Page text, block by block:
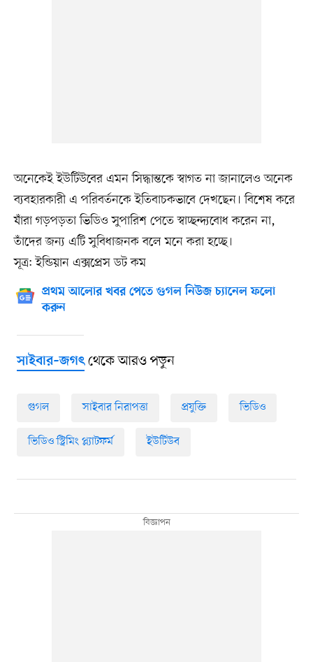
অনেকেই ইউটিউবের এমন সিদ্ধান্তকে স্বাগত না জানালেও অনেক
ব্যবহারকারী এ পরিবর্তনকে ইতিবাচকভাবে দেখছেন। বিশেষ করে
যাঁরা গড়পড়তা ভিডিও সুপারিশ পেতে স্বাচ্ছন্দ্যবোধ করেন না,
তাঁদের জন্য এটি সুবিধাজনক বলে মনে করা হচ্ছে।
সূত্র: ইন্ডিয়ান এক্সপ্রেস ডট কম
প্রথম আলোর খবর পেতে গুগল নিউজ চ্যানেল ফলো
করুন
সাইবার–জগৎথেকে আরও পড়ুন
গুগল সাইবার নিরাপত্তা প্রযুক্তি ভিডিও
ভিডিও স্ট্রিমিং প্ল্যাটফর্ম ইউটিউব